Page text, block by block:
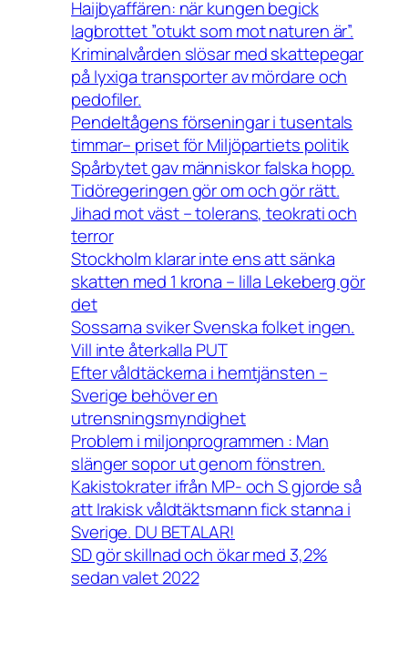
Haijbyaffären: när kungen begick
lagbrottet ”otukt som mot naturen är”.
Kriminalvården slösar med skattepegar
på lyxiga transporter av mördare och
pedofiler.
Pendeltågens förseningar i tusentals
timmar– priset för Miljöpartiets politik
Spårbytet gav människor falska hopp.
Tidöregeringen gör om och gör rätt.
Jihad mot väst – tolerans, teokrati och
terror
Stockholm klarar inte ens att sänka
skatten med 1 krona – lilla Lekeberg gör
det
Sossarna sviker Svenska folket ingen.
Vill inte återkalla PUT
Efter våldtäckerna i hemtjänsten –
Sverige behöver en
utrensningsmyndighet
Problem i miljonprogrammen : Man
slänger sopor ut genom fönstren.
Kakistokrater ifrån MP- och S gjorde så
att Irakisk våldtäktsmann fick stanna i
Sverige. DU BETALAR!
SD gör skillnad och ökar med 3,2%
sedan valet 2022